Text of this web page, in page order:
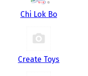
Chi Lok Bo
Create Toys